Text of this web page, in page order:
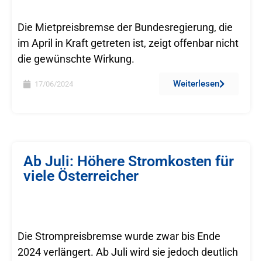
Die Mietpreisbremse der Bundesregierung, die
im April in Kraft getreten ist, zeigt offenbar nicht
die gewünschte Wirkung.
17/06/2024 Weiterlesen
Ab Juli: Höhere Stromkosten für
viele Österreicher
Die Strompreisbremse wurde zwar bis Ende
2024 verlängert. Ab Juli wird sie jedoch deutlich